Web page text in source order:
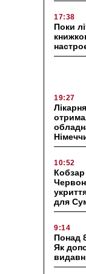
17:38
Поки
19:27
10:52
для
9:14
Понад
Як